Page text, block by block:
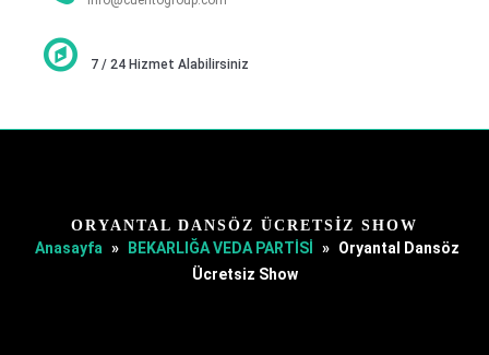
7 / 24 Hizmet Alabilirsiniz
ORYANTAL DANSÖZ ÜCRETSIZ SHOW
Anasayfa » BEKARLIĞA VEDA PARTİSİ » Oryantal Dansöz
Ücretsiz Show